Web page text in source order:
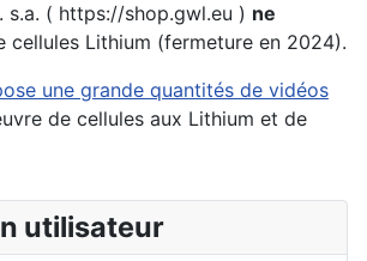
utilisateur
s.a. ( https://shop.gwl.eu ) ne
cellules Lithium (fermeture en 2024).
une grande quantités de vidéos
de cellules aux Lithium et de